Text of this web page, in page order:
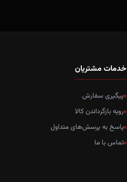
خدمات مشتریان
پیگیری سفارش
رویه بازگرداندن کالا
پاسخ به پرسش‌های متداول
تماس با ما